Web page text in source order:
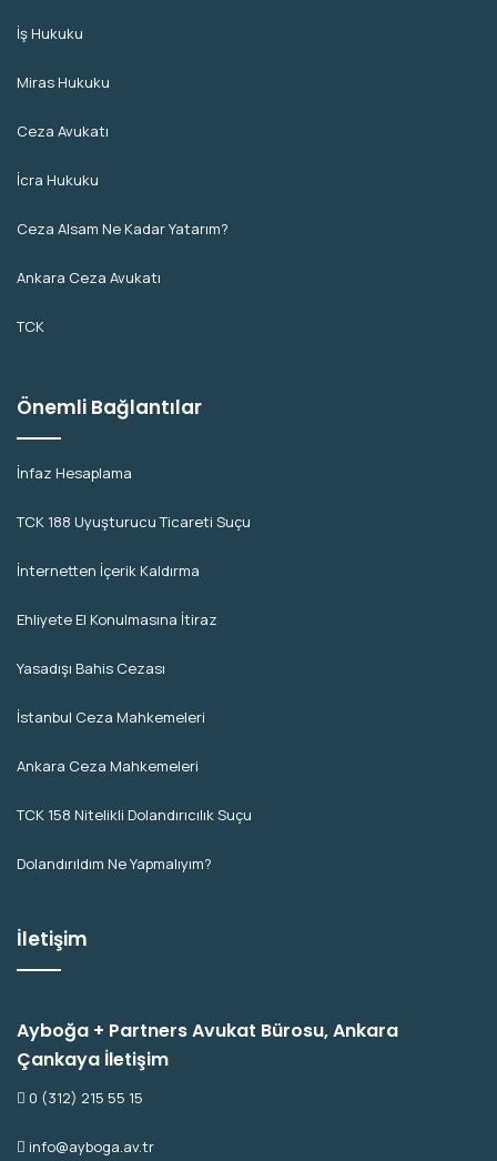
İş Hukuku
Miras Hukuku
Ceza Avukatı
İcra Hukuku
Ceza Alsam Ne Kadar Yatarım?
Ankara Ceza Avukatı
TCK
Önemli Bağlantılar
İnfaz Hesaplama
TCK 188 Uyuşturucu Ticareti Suçu
İnternetten İçerik Kaldırma
Ehliyete El Konulmasına İtiraz
Yasadışı Bahis Cezası
İstanbul Ceza Mahkemeleri
Ankara Ceza Mahkemeleri
TCK 158 Nitelikli Dolandırıcılık Suçu
Dolandırıldım Ne Yapmalıyım?
İletişim
Ayboğa + Partners Avukat Bürosu, Ankara
Çankaya İletişim
0 (312) 215 55 15
info@ayboga.av.tr